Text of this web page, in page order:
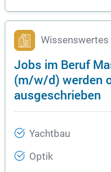
Wissenswertes
Jobs im Beruf
(m/w/d) werden
ausgeschrieben
Yachtbau
Optik